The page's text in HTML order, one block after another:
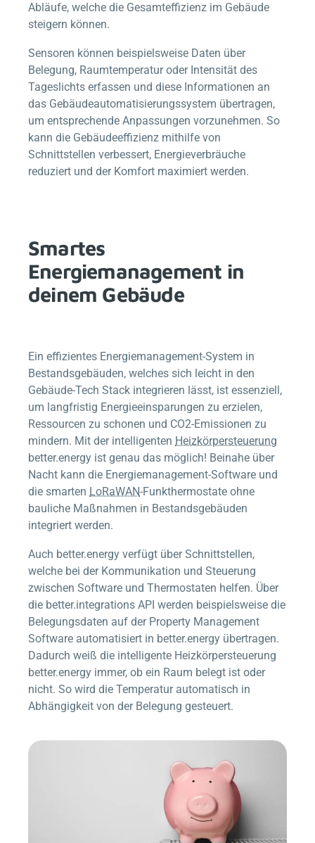
Abläufe, welche die Gesamteffizienz im Gebäude
steigern können.
Sensoren können beispielsweise Daten über
Belegung, Raumtemperatur oder Intensität des
Tageslichts erfassen und diese Informationen an
das Gebäudeautomatisierungssystem übertragen,
um entsprechende Anpassungen vorzunehmen. So
kann die Gebäudeeffizienz mithilfe von
Schnittstellen verbessert, Energieverbräuche
reduziert und der Komfort maximiert werden.
Smartes
Energiemanagement in
deinem Gebäude
Ein effizientes Energiemanagement-System in
Bestandsgebäuden, welches sich leicht in den
Gebäude-Tech Stack integrieren lässt, ist essenziell,
um langfristig Energieeinsparungen zu erzielen,
Ressourcen zu schonen und CO2-Emissionen zu
mindern. Mit der intelligenten Heizkörpersteuerung
better.energy ist genau das möglich! Beinahe über
Nacht kann die Energiemanagement-Software und
die smarten LoRaWAN-Funkthermostate ohne
bauliche Maßnahmen in Bestandsgebäuden
integriert werden.
Auch better.energy verfügt über Schnittstellen,
welche bei der Kommunikation und Steuerung
zwischen Software und Thermostaten helfen. Über
die better.integrations API werden beispielsweise die
Belegungsdaten auf der Property Management
Software automatisiert in better.energy übertragen.
Dadurch weiß die intelligente Heizkörpersteuerung
better.energy immer, ob ein Raum belegt ist oder
nicht. So wird die Temperatur automatisch in
Abhängigkeit von der Belegung gesteuert.